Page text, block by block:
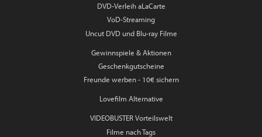
DVD-Verleih aLaCarte
VoD-Streaming
Uncut DVD und Blu-ray Filme
Gewinnspiele & Aktionen
Geschenkgutscheine
Freunde werben - 10€ sichern
Lovefilm Alternative
VIDEOBUSTER Vorteilswelt
Filme nach Tags